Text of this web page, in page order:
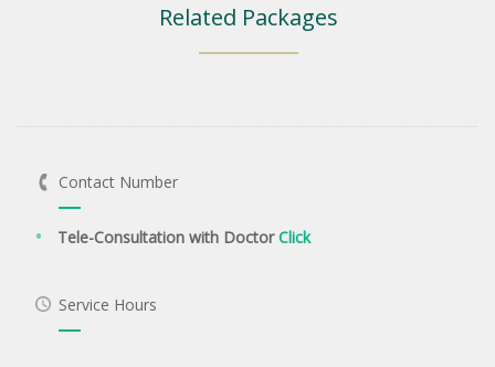
Related Packages
Contact Number
Tele-Consultation with DoctorClick
Service Hours